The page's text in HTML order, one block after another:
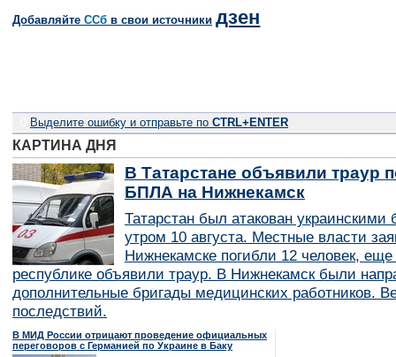
Добавляйте CСб в свои источники дзен
Выделите ошибку и отправьте по CTRL+ENTER
КАРТИНА ДНЯ
В Татарстане объявили траур
БПЛА на Нижнекамск
Татарстан был атакован украинскими
утром 10 августа. Местные власти
Нижнекамске погибли 12 человек,
республике объявили траур. В Нижнекамск были
дополнительные бригады медицинских работников.
последствий.
В МИД России отрицают проведение официальных
переговоров с Германией по Украине в Баку